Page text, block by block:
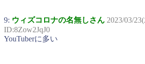
9: ウィズコロナの名無しさん 2023/03/
ID:8Zow2JqJ0
YouTuberに多い